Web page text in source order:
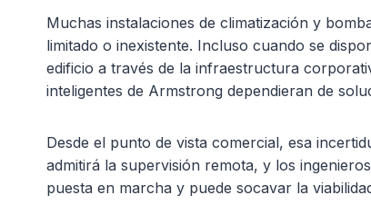
Muchas instalaciones de climatización y
limitado o inexistente. Incluso cuando se
edificio a través de la infraestructura
inteligentes de Armstrong dependieran de
Desde el punto de vista comercial, esa
admitirá la supervisión remota, y los
puesta en marcha y puede socavar la